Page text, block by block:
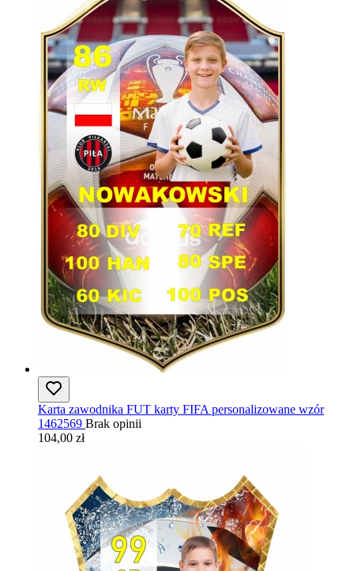
Karta zawodnika FUT karty FIFA personalizowane wzór
1462569 Brak opinii
104,00 zł